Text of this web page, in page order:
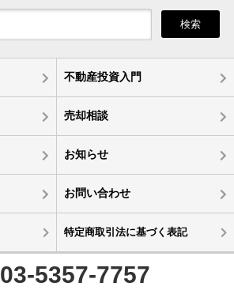
検索
不動産投資入門
売却相談
お知らせ
お問い合わせ
特定商取引法に基づく表記
03-5357-7757